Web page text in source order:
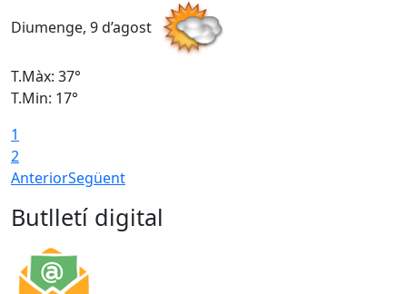
Diumenge, 9 d’agost
T.Màx: 37°
T.Min: 17°
1
2
AnteriorSegüent
Butlletí digital